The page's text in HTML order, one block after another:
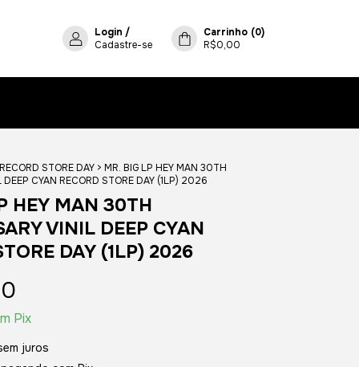
Login /
Cadastre-se
Carrinho (0)
R$0,00
STORE DAY > MR. BIG LP HEY MAN 30TH
DEEP CYAN RECORD STORE DAY (1LP) 2026
HEY MAN 30TH
VINIL DEEP CYAN
DAY (1LP) 2026
Pix
juros